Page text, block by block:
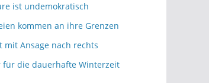
ist undemokratisch
kommen an ihre Grenzen
mit Ansage nach rechts
für die dauerhafte Winterzeit